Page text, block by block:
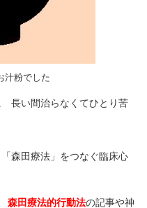
汁粉でした
長い間治らなくてひとり苦
森田療法」をつなぐ臨床心
森田療法的行動法の記事や神